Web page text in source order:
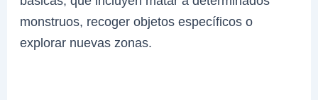
monstruos, recoger objetos específicos o
explorar nuevas zonas.